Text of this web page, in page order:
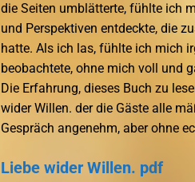
die Seiten umblätterte, fühlte ich
und Perspektiven entdeckte, die
hatte. Als ich las, fühlte ich mich
beobachtete, ohne mich voll und
Die Erfahrung, dieses Buch zu
wider Willen. der die Gäste alle
Gespräch angenehm, aber ohne
Liebe wider Willen. pdf